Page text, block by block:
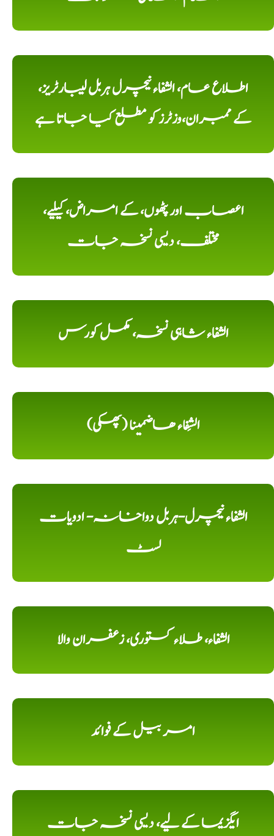
اطلاع عام، الشفاء نیچرل ہربل لیبارٹریز،
کے ممبران،وزٹرز کو مطلع کیا جاتا ہے
اعصاب اور پٹھوں، کے امراض، کیلیے،
مختلف، دیسی نسخہ جات
الشفاء شاہی نسخہ، مکمل کورس
الشِفاء ھاضمینا (پھکی)
الشفاء نیچرل-ہربل دواخانہ- ادویات
لسٹ
الشفاء، طلاء کستوری، زعفران والا
امر بیل کے فوائد
ایگزیما کے لیے، دیسی نسخہ جات